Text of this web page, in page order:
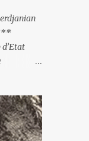
par
que
où le bât